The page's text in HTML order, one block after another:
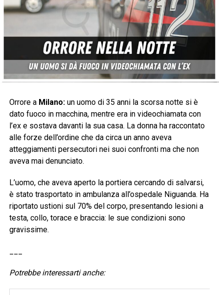
Orrore a Milano:un uomo di 35 anni la scorsa notte si è
dato fuoco in macchina, mentre era in videochiamata con
l’ex e sostava davanti la sua casa. La donna ha raccontato
alle forze dell’ordine che da circa un anno aveva
atteggiamenti persecutori nei suoi confronti ma che non
aveva mai denunciato.
L’uomo, che aveva aperto la portiera cercando di salvarsi,
è stato trasportato in ambulanza all’ospedale Niguanda. Ha
riportato ustioni sul 70% del corpo, presentando lesioni a
testa, collo, torace e braccia: le sue condizioni sono
gravissime.
Potrebbe interessarti anche: